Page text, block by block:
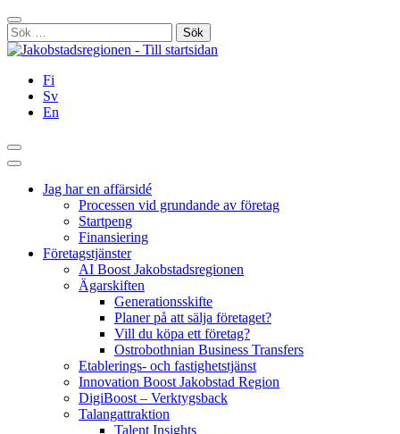
Hoppa
till
innehållet
Stäng
Sök
efter:
Fi
Sv
En
Sök
Huvudmeny
Jag har en affärsidé
Processen vid grundande av företag
Startpeng
Finansiering
Företagstjänster
AI Boost Jakobstadsregionen
Ägarskiften
Generationsskifte
Planer på att sälja företaget?
Vill du köpa ett företag?
Ostrobothnian Business Transfers
Etablerings- och fastighetstjänst
Innovation Boost Jakobstad Region
DigiBoost – Verktygsback
Talangattraktion
Talent Insights